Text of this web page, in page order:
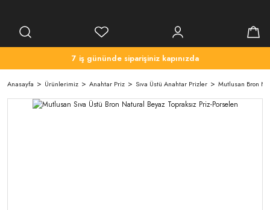
7 iş gününde siparişiniz kapınızda
Anasayfa Ürünlerimiz Anahtar Priz Sıva Üstü Anahtar Prizler Mutlusan Bron